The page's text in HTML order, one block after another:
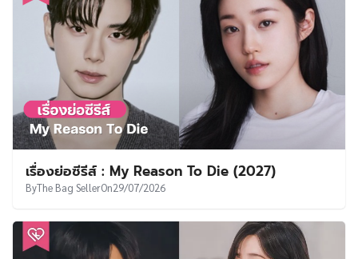
เรื่องย่อซีรีส์ : My Reason To Die (2027)
ByThe Bag SellerOn29/07/2026